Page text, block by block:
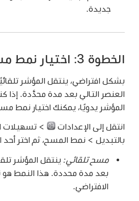
جديدة.
الخطوة 3: اختيار نمط مسح
بشكل افتراضي، ينتقل المؤشر
العنصر التالي بعد مدة محدَّدة. إذا
المؤشر يدويًا، يمكنك اختيار نمط
انتقل إلى الإعدادات
> تسهيلات
بالتبديل > نمط المسح، ثم اختر أحد
مسح تلقائي: ينتقل المؤشر
بعد مدة محددة. هذا النمط
الافتراضي.